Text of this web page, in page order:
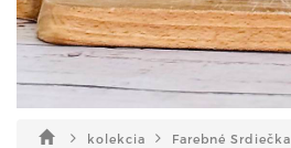
kolekcia Farebné Srdiečka